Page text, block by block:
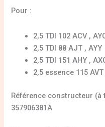
Pour :
2,5 TDI 102 ACV ,
2,5 TDI 88 AJT , AYY
2,5 TDI 151 AHY ,
2,5 essence 115 AVT
Référence constructeur (à
357906381A